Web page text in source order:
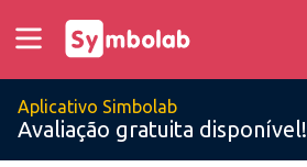
Aplicativo Simbolab
Avaliação gratuita disponível!